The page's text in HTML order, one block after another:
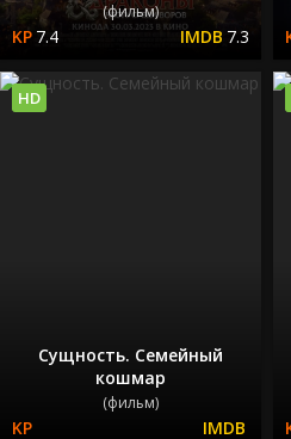
(фильм)
7.4 7.3
Сущность. Семейный
кошмар
(фильм)
HD